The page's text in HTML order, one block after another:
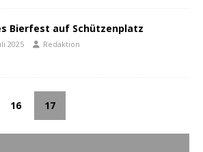
Bierfest auf Schützenplatz
2025 Redaktion
16 17